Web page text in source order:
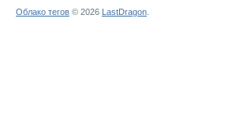
Облако тегов © 2026 LastDragon